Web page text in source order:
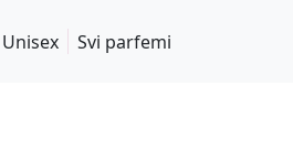
Unisex Svi parfemi